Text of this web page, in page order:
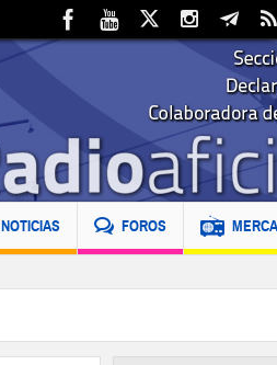
NOTICIAS FOROS